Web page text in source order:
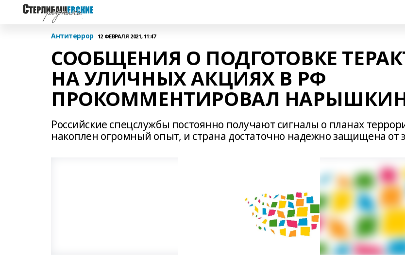
Антитеррор 12 ФЕВРАЛЯ 2021, 11:47
СООБЩЕНИЯ О ПОДГОТОВКЕ
НА УЛИЧНЫХ АКЦИЯХ В РФ
ПРОКОММЕНТИРОВАЛ
Российские спецслужбы постоянно получают сигналы о планах
накоплен огромный опыт, и страна достаточно надежно защищена от